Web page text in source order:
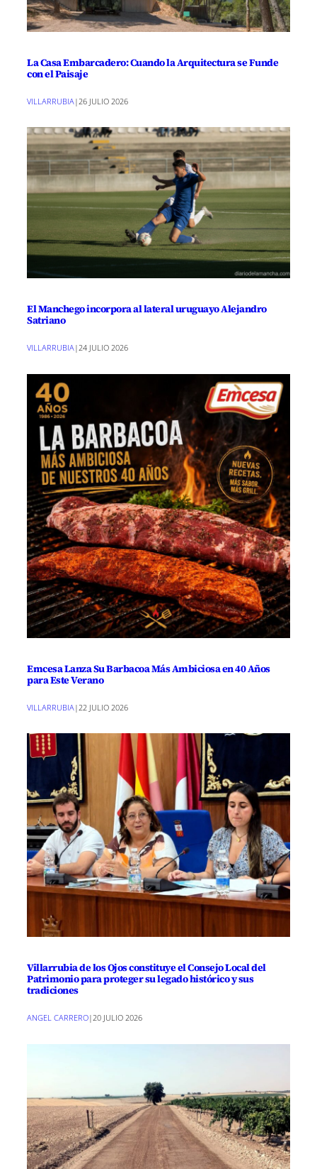
La Casa Embarcadero: Cuando la Arquitectura se Funde
con el Paisaje
VILLARRUBIA | 26 JULIO 2026
El Manchego incorpora al lateral uruguayo Alejandro
Satriano
VILLARRUBIA|24 JULIO 2026
Emcesa Lanza Su Barbacoa Más Ambiciosa en 40 Años
para Este Verano
VILLARRUBIA | 22 JULIO 2026
Villarrubia de los Ojos constituye el Consejo Local del
Patrimonio para proteger su legado histórico y sus
tradiciones
ANGEL CARRERO| 20 JULIO 2026